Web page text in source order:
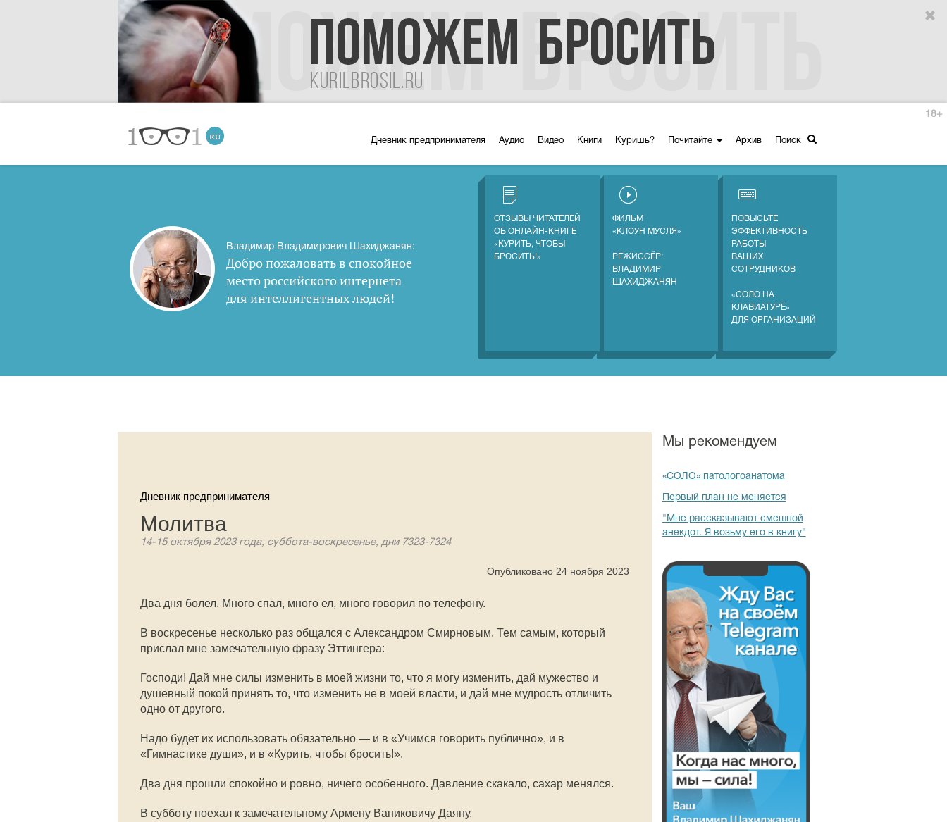
Дневник предпринимателя Аудио Видео Книги Куришь? Почитайте Архив Поиск
18+
Владимир Владимирович Шахиджанян:
Добро пожаловать в спокойное
место российского интернета
для интеллигентных людей!
ОТЗЫВЫ ЧИТАТЕЛЕЙ
ОБ ОНЛАЙН-КНИГЕ
«КУРИТЬ, ЧТОБЫ
БРОСИТЬ!»
ФИЛЬМ
«КЛОУН МУСЛЯ»
РЕЖИССЁР:
ВЛАДИМИР
ШАХИДЖАНЯН
ПОВЫСЬТЕ
ЭФФЕКТИВНОСТЬ
РАБОТЫ
ВАШИХ
СОТРУДНИКОВ
«СОЛО НА
КЛАВИАТУРЕ»
ДЛЯ ОРГАНИЗАЦИЙ
Дневник предпринимателя
Молитва
14-15 октября 2023 года, суббота-воскресенье, дни 7323-7324
Опубликовано 24 ноября 2023
Два дня болел. Много спал, много ел, много говорил по телефону.
В воскресенье несколько раз общался с Александром Смирновым. Тем самым, который
прислал мне замечательную фразу Эттингера:
Господи! Дай мне силы изменить в моей жизни то, что я могу изменить, дай мужество и
душевный покой принять то, что изменить не в моей власти, и дай мне мудрость отличить
одно от другого.
Надо будет их использовать обязательно — и в «Учимся говорить публично», и в
«Гимнастике души», и в «Курить, чтобы бросить!».
Два дня прошли спокойно и ровно, ничего особенного. Давление скакало, сахар менялся.
В субботу поехал к замечательному Армену Ваниковичу Даяну.
Мы рекомендуем
«СОЛО» патологоанатома
Первый план не меняется
"Мне рассказывают смешной
анекдот. Я возьму его в книгу"